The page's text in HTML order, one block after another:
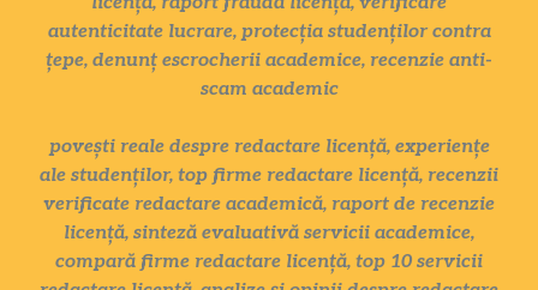
autenticitate lucrare, protecția studenților contra
țepe, denunț escrocherii academice, recenzie anti-
scam academic
povești reale despre redactare licență, experiențe
ale studenților, top firme redactare licență, recenzii
verificate redactare academică, raport de recenzie
licență, sinteză evaluativă servicii academice,
compară firme redactare licență, top 10 servicii